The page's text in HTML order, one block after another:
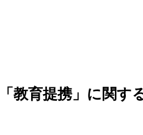
教育提携」に関す